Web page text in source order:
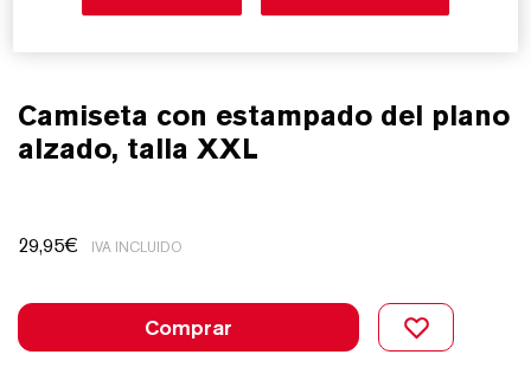
Camiseta con estampado del plano
alzado, talla XXL
29,95€ IVA INCLUIDO
Comprar